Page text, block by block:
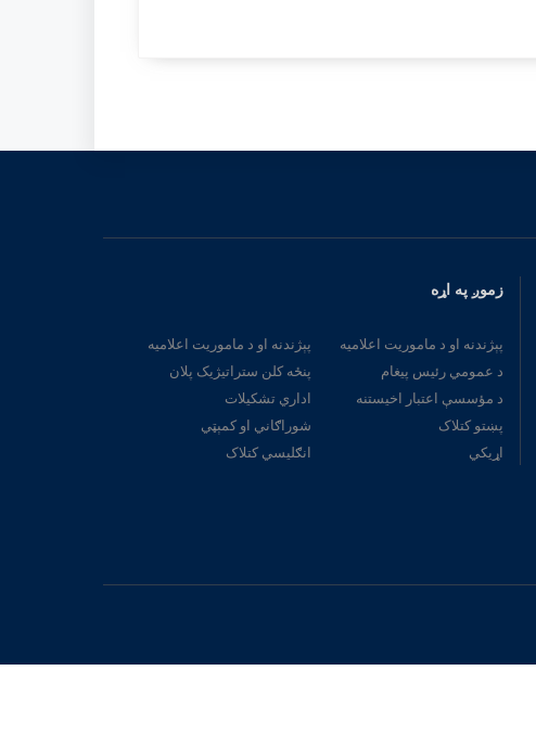
زموږ په اړه
پېژندنه او د ماموریت اعلامیه
پېژندنه او د ماموریت اعلامیه
پنځه کلن ستراتیژیک پلان
د عمومي رئیس پیغام
اداري تشکیلات
د مؤسسې اعتبار اخیستنه
شوراګاني او کمېټي
پښتو کتلاک
انګلیسي کتلاک
اړیکي